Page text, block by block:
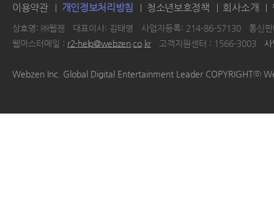
이용약관 개인정보처리방침 청소년보호정책 회사소개
상호명: ㈜웹젠 대표이사: 김태영 사업자등록: 214-86-57130
통신
웹마스터메일 : r2-help@webzen.co.kr 고객지원센터 : 1566-3003
Webzen Inc. Global Digital Entertainment Leader COPYRIGHTⓒ